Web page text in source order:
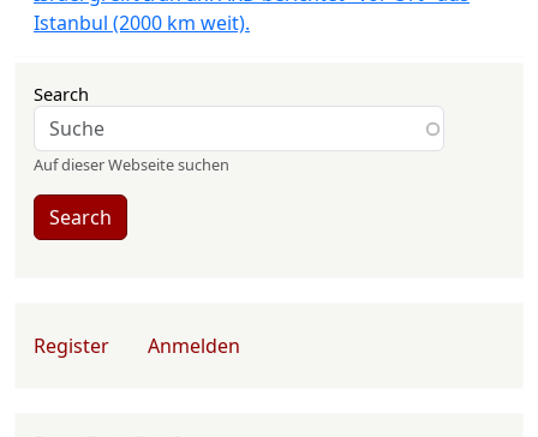
Istanbul (2000 km weit).
Search
Auf dieser Webseite suchen
Search
User account menu
Register Anmelden